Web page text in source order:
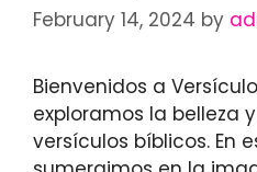
February 14, 2024 by
Bienvenidos a
exploramos la belleza
versículos bíblicos. En